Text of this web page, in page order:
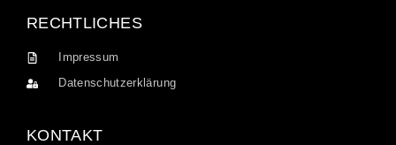
RECHTLICHES
Impressum
Datenschutzerklärung
KONTAKT